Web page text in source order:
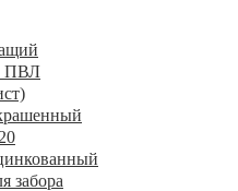
ПВЛ
забора